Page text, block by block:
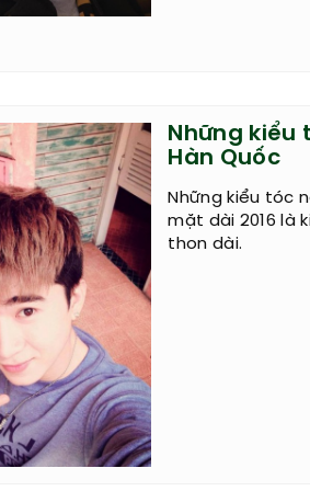
Những kiểu
Hàn Quốc
Những kiểu tóc
mặt dài 2016 là
thon dài.